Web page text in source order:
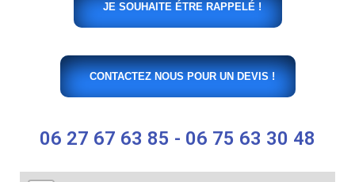
JE SOUHAITE ÉTRE RAPPELÉ !
CONTACTEZ NOUS POUR UN DEVIS !
06 27 67 63 85 - 06 75 63 30 48